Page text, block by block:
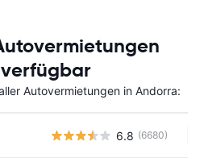
Autovermietungen in Andorra:
6.8 (6680)